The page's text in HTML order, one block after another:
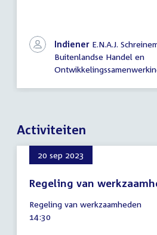
Indiener E.N.A.J.
Buitenlandse Handel en
Activiteiten
20 sep 2023
Regeling van
september
2023
Regeling van werkzaamheden
Tijd
14:30